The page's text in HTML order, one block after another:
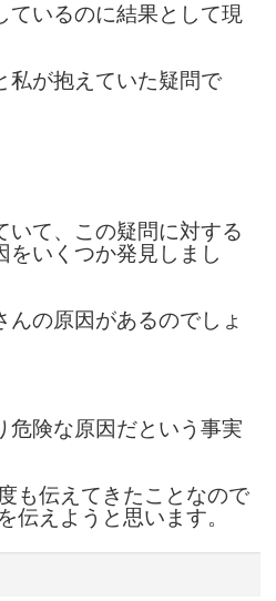
ているのに結果として現
私が抱えていた疑問で
いて、この疑問に対する
をいくつか発見しまし
んの原因があるのでしょ
危険な原因だという事実
も伝えてきたことなので
伝えようと思います。